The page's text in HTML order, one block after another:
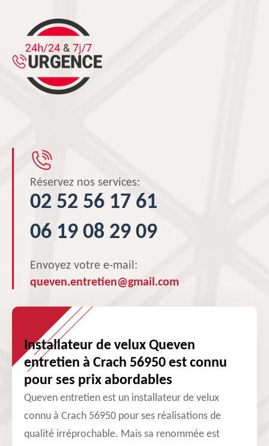
Réservez nos services:
02 52 56 17 61
06 19 08 29 09
Envoyez votre e-mail:
queven.entretien@gmail.com
Installateur de velux Queven
entretien à Crach 56950 est connu
pour ses prix abordables
Queven entretien est un installateur de velux
connu à Crach 56950 pour ses réalisations de
qualité irréprochable. Mais sa renommée est